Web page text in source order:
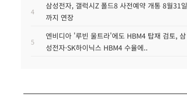
4
삼성전자, 갤럭시Z 폴드8 사전예약 개통 8월31일
까지 연장
5
엔비디아 '루빈 울트라'에도 HBM4 탑재 검토, 삼
성전자·SK하이닉스 HBM4 수율에..